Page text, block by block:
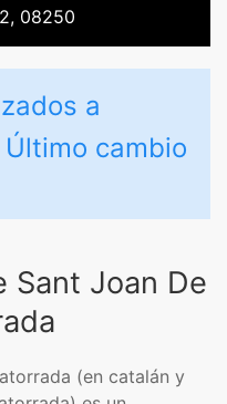
08250
a
cambio
Sant Joan De
(en catalán y